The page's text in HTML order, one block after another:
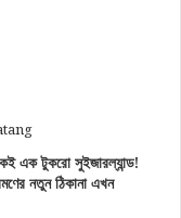
এক টুকরো সুইজারল্যান্ড!
নতুন ঠিকানা এখন